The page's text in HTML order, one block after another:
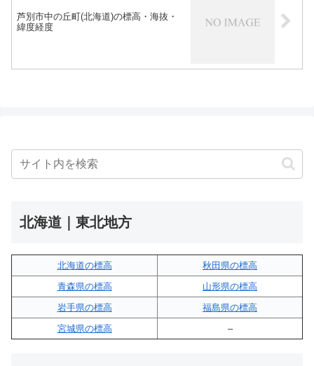
芦別市中の丘町(北海道)の標高・海抜・
緯度経度
北海道｜東北地方
北海道の標高
秋田県の標高
青森県の標高
山形県の標高
岩手県の標高
福島県の標高
宮城県の標高
–